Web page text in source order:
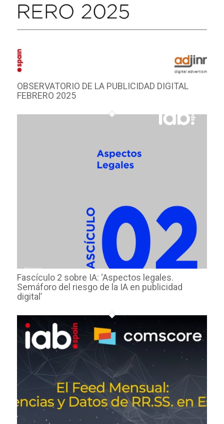
OBSERVATORIO DE LA PUBLICIDAD DIGITAL
FEBRERO 2025
Fascículo 2 sobre IA: ‘Aspectos legales.
Semáforo del riesgo de la IA en publicidad
digital’